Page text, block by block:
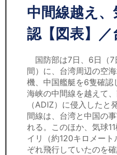
リサーチ
セミナー
労務顧問
ＩＴ
飲食店情報
中間線越え
認【図表】／
国防部は7日、6日（7
間）に、台湾周辺の空
機、中国艦艇を6隻確
海峡の中間線を越えて
（ADIZ）に侵入したと
間線は、台湾と中国の
れる。このほか、気球
イリ（約120キロメー
ぞれ飛行していたのを確